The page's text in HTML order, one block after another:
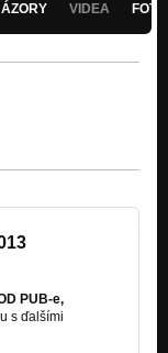
VIDEA
PUB-e,
s ďalšími